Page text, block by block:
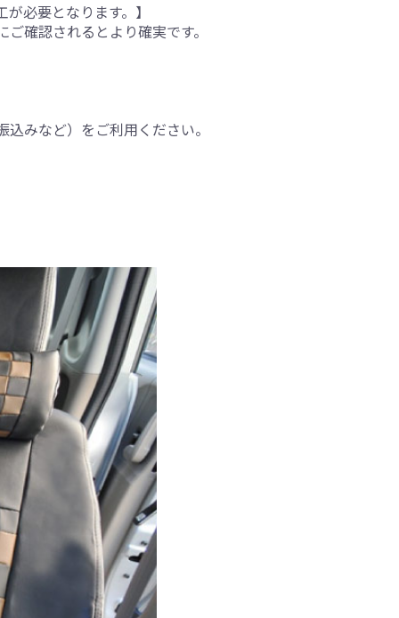
必要となります。】
確認されるとより確実です。
みなど）をご利用ください。